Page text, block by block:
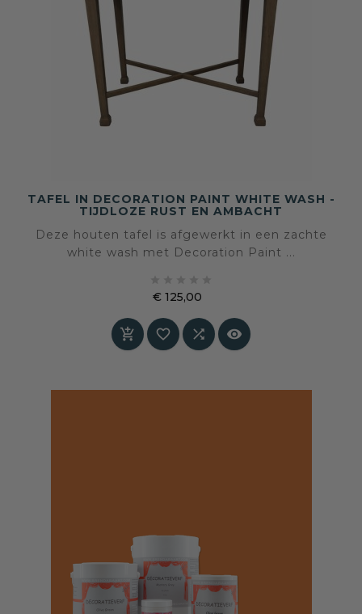
TAFEL IN DECORATION PAINT WHITE WASH -
TIJDLOZE RUST EN AMBACHT
Deze houten tafel is afgewerkt in een zachte
white wash met Decoration Paint ...
€ 125,00
   